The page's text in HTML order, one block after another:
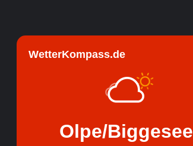
WetterKompass.de
Olpe/Biggesee